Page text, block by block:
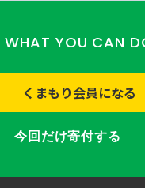
WHAT YOU CAN
くまもり会員になる
今回だけ寄付する